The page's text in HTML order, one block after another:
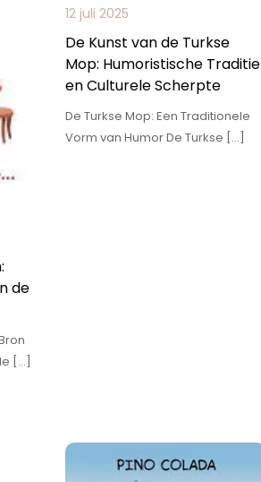
de
[…]
12 juli 2025
De Kunst van de Turkse
Mop: Humoristische Traditie
en Culturele Scherpte
De Turkse Mop: Een Traditionele
Vorm van Humor De Turkse […]